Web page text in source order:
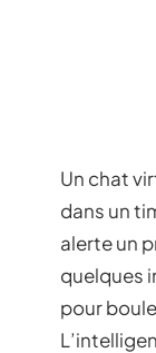
Un chat
dans un
alerte un
quelques
pour